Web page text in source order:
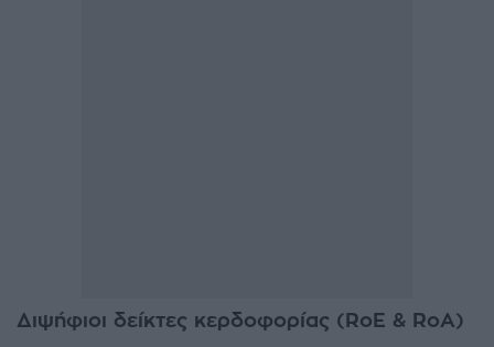
Διψήφιοι δείκτες κερδοφορίας (RoE & RoA)